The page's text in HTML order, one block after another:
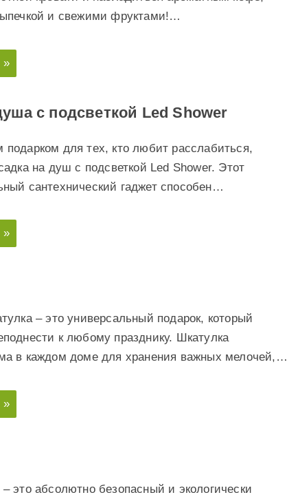
и свежими фруктами!…
»
с подсветкой Led Shower
для тех, кто любит расслабиться,
на душ с подсветкой Led Shower. Этот
сантехнический гаджет способен…
»
– это универсальный подарок, который
к любому празднику. Шкатулка
в каждом доме для хранения важных мелочей,…
»
это абсолютно безопасный и экологически